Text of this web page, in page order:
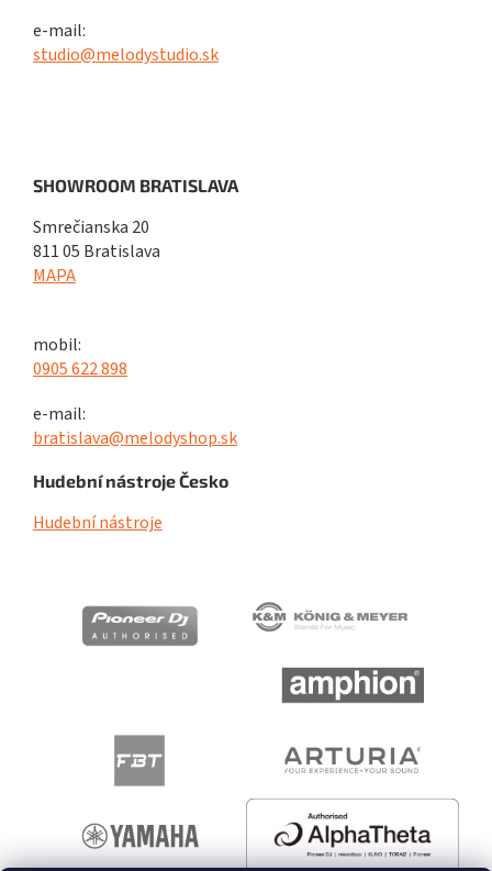
e-mail:
studio@melodystudio.sk
SHOWROOM BRATISLAVA
Smrečianska 20
811 05 Bratislava
MAPA
mobil:
0905 622 898
e-mail:
bratislava@melodyshop.sk
Hudební nástroje Česko
Hudební nástroje